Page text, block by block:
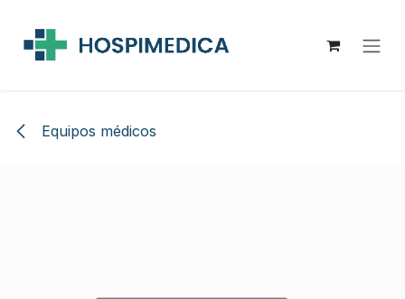
Equipos médicos